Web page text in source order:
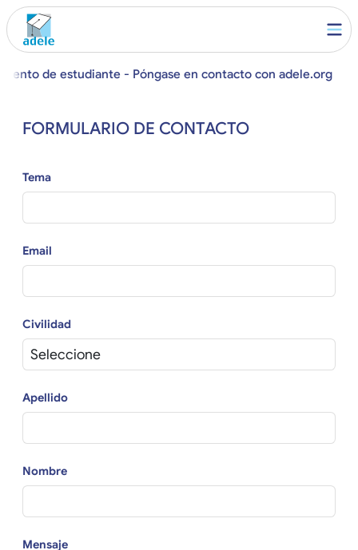
de estudiante - Póngase en contacto con adele.org
FORMULARIO DE CONTACTO
Tema
Email
Civilidad
Apellido
Nombre
Mensaje